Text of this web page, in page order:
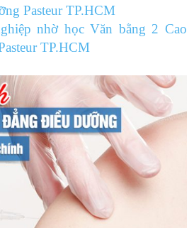
Pasteur TP.HCM
nhờ học Văn bằng 2 Cao
TP.HCM